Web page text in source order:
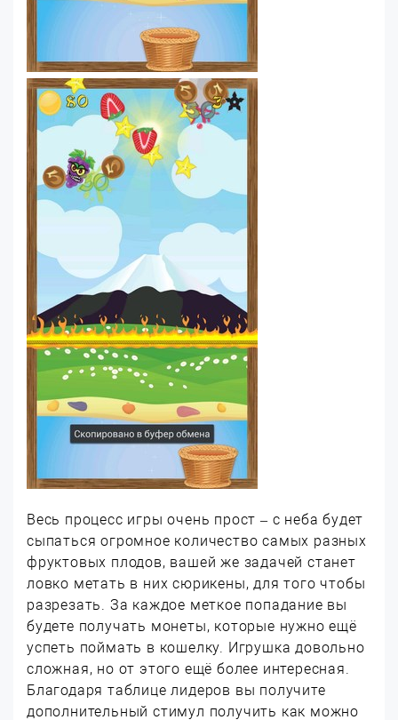
Весь процесс игры очень прост – с неба будет
сыпаться огромное количество самых разных
фруктовых плодов, вашей же задачей станет
ловко метать в них сюрикены, для того чтобы
разрезать. За каждое меткое попадание вы
будете получать монеты, которые нужно ещё
успеть поймать в кошелку. Игрушка довольно
сложная, но от этого ещё более интересная.
Благодаря таблице лидеров вы получите
дополнительный стимул получить как можно